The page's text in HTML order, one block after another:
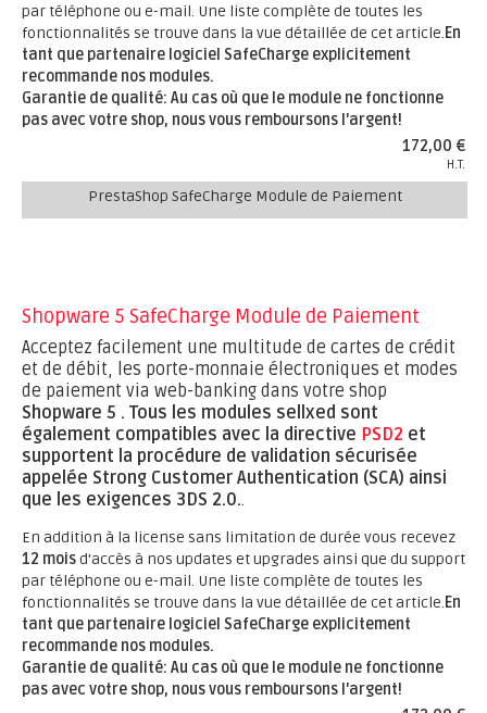
par téléphone ou e-mail. Une liste complète de toutes les
fonctionnalités se trouve dans la vue détaillée de cet article.En
tant que partenaire logiciel SafeCharge explicitement
recommande nos modules.
Garantie de qualité: Au cas où que le module ne fonctionne
pas avec votre shop, nous vous remboursons l'argent!
172,00 €
H.T.
PrestaShop SafeCharge Module de Paiement
Shopware 5 SafeCharge Module de Paiement
Acceptez facilement une multitude de cartes de crédit
et de débit, les porte-monnaie électroniques et modes
de paiement via web-banking dans votre shop
Shopware 5 . Tous les modules sellxed sont
également compatibles avec la directive PSD2 et
supportent la procédure de validation sécurisée
appelée Strong Customer Authentication (SCA) ainsi
que les exigences 3DS 2.0..
En addition à la license sans limitation de durée vous recevez
12 moisd'accès à nos updates et upgrades ainsi que du support
par téléphone ou e-mail. Une liste complète de toutes les
fonctionnalités se trouve dans la vue détaillée de cet article.En
tant que partenaire logiciel SafeCharge explicitement
recommande nos modules.
Garantie de qualité: Au cas où que le module ne fonctionne
pas avec votre shop, nous vous remboursons l'argent!